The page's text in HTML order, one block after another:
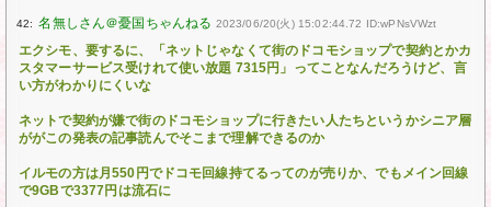
42: 2023/06/20(火) 15:02:44.72 ID:wPNsVWzt
エクシモ、要するに、「ネットじゃなくて街のドコモショップで契約とかカ
スタマーサービス受けれて使い放題 7315円」ってことなんだろうけど、言
い方がわかりにくいな
ネットで契約が嫌で街のドコモショップに行きたい人たちというかシニア層
ががこの発表の記事読んでそこまで理解できるのか
イルモの方は月550円でドコモ回線持てるってのが売りか、でもメイン回線
で9GBで3377円は流石に